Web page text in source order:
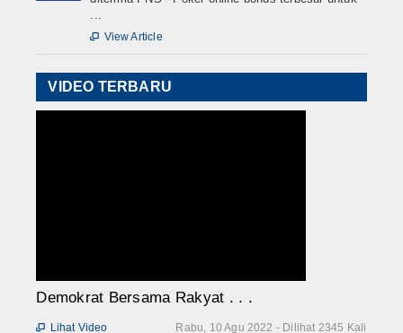
 View Article
VIDEO TERBARU
Demokrat Bersama Rakyat . . .
Rabu, 10 Agu 2022 - Dilihat 2345 Kali
 Lihat Video